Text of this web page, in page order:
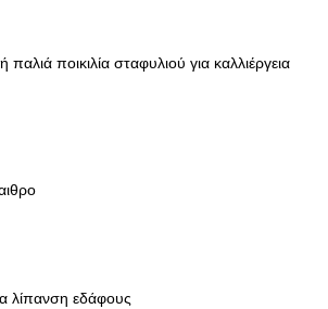
ποικιλία σταφυλιού για καλλιέργεια
λίπανση εδάφους